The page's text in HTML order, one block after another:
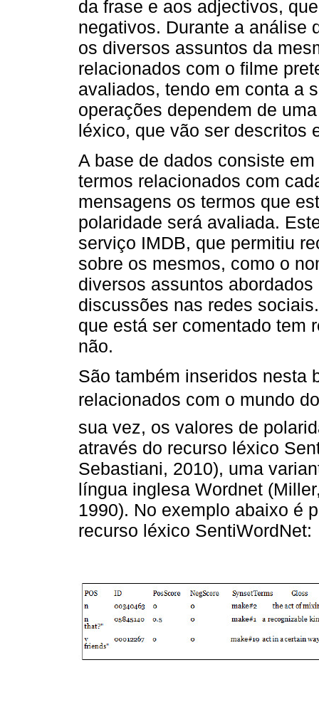
da frase e aos adjectivos,
negativos. Durante a análise
os diversos assuntos da
relacionados com o filme
avaliados, tendo em conta a
operações dependem de
léxico, que vão ser descritos
A base de dados consiste
termos relacionados com
mensagens os termos que
polaridade será avaliada.
serviço IMDB, que permitiu
sobre os mesmos, como o
diversos assuntos
discussões nas redes
que está ser comentado tem
não.
São também inseridos nesta
relacionados com o mundo
sua vez, os valores de
através do recurso léxico
Sebastiani, 2010), uma
língua inglesa Wordnet
1990). No exemplo abaixo é
recurso léxico SentiWordNet: